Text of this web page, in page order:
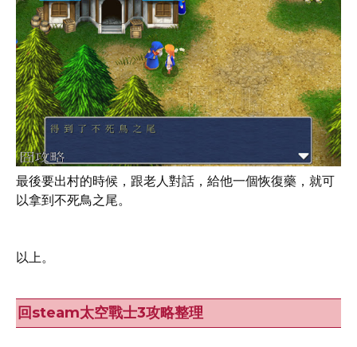
最後要出村的時候，跟老人對話，給他一個恢復藥，就可
以拿到不死鳥之尾。
以上。
回steam太空戰士3攻略整理